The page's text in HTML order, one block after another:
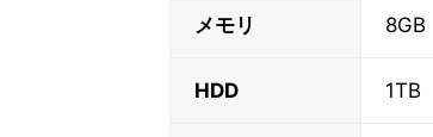
メモリ 8GB
HDD 1TB